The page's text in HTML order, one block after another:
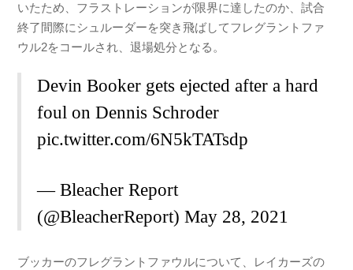
いたため、フラストレーションが限界に達したのか、試合
終了間際にシュルーダーを突き飛ばしてフレグラントファ
ウル2をコールされ、退場処分となる。
Devin Booker gets ejected after a hard
foul on Dennis Schroder
pic.twitter.com/6N5kTATsdp
— Bleacher Report
(@BleacherReport) May 28, 2021
ブッカーのフレグラントファウルについて、レイカーズの